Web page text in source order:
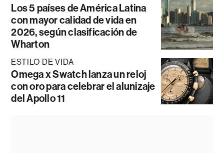
Los 5 países de América Latina
con mayor calidad de vida en
2026, según clasificación de
Wharton
ESTILO DE VIDA
Omega x Swatch lanza un reloj
con oro para celebrar el alunizaje
del Apollo 11